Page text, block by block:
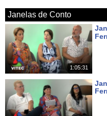
Janelas de Conto
1:05:31